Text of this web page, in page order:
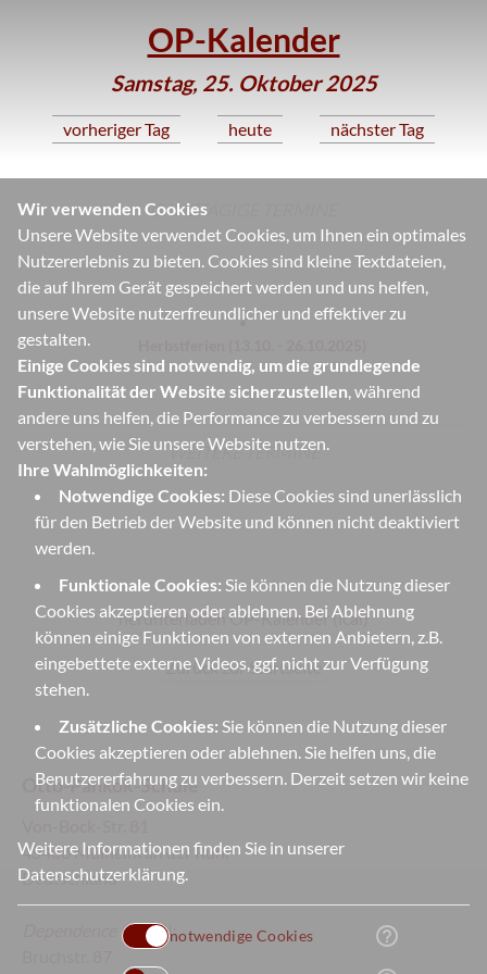
Wir verwenden Cookies
Unsere Website verwendet Cookies, um Ihnen ein optimales
Nutzererlebnis zu bieten. Cookies sind kleine Textdateien,
die auf Ihrem Gerät gespeichert werden und uns helfen,
unsere Website nutzerfreundlicher und effektiver zu
gestalten.
Einige Cookies sind notwendig, um die grundlegende
Funktionalität der Website sicherzustellen, während
andere uns helfen, die Performance zu verbessern und zu
verstehen, wie Sie unsere Website nutzen.
Ihre Wahlmöglichkeiten:
Notwendige Cookies: Diese Cookies sind unerlässlich
für den Betrieb der Website und können nicht deaktiviert
werden.
Funktionale Cookies: Sie können die Nutzung dieser
Cookies akzeptieren oder ablehnen. Bei Ablehnung
können einige Funktionen von externen Anbietern, z.B.
eingebettete externe Videos, ggf. nicht zur Verfügung
stehen.
Zusätzliche Cookies: Sie können die Nutzung dieser
Cookies akzeptieren oder ablehnen. Sie helfen uns, die
Benutzererfahrung zu verbessern. Derzeit setzen wir keine
funktionalen Cookies ein.
Weitere Informationen finden Sie in unserer
Datenschutzerklärung.
notwendige Cookies help_outline
OP-Kalender
Samstag, 25. Oktober 2025
vorheriger Tag heute nächster Tag
GANZTÄGIGE TERMINE
WEITERE TERMINE
herunterladen OP-Kalender (ical)
Zurück zur Startseite
Otto-Pankok-Schule
45468 Mülheim an der Ruhr
Deutschland
(Sek II):